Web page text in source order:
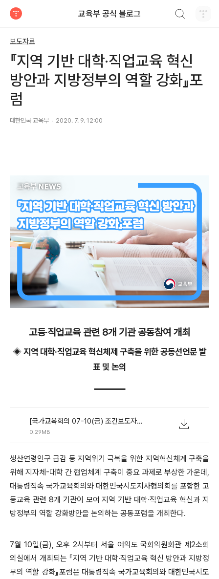
교육부 공식 블로그
보도자료
『지역 기반 대학·직업교육 혁신
방안과 지방정부의 역할 강화』포
럼
대한민국 교육부 2020. 7. 9. 12:00
고등‧직업교육 관련 8개 기관 공동참여 개최
◈지역 대학·직업교육 혁신체제 구축을 위한 공동선언문 발
표 및 논의
[국가교육회의 07-10(금) 조간보도자료] 지역 기반 대학.직업교육 혁신 방안과 지방정부의 역할 강화 포럼.pdf
0.29MB
생산연령인구 급감 등 지역위기 극복을 위한 지역혁신체계 구축을
위해 지자체 -대학 간 협업체계 구축이 중요 과제로 부상한 가운데 ,
대통령직속 국가교육회의와 대한민국시도지사협의회를 포함한 고
등교육 관련 8개 기관이 모여 지역 기반 대학‧직업교육 혁신과 지
방정부의 역할 강화방안을 논의하는 공동포럼을 개최한다.
7월 10일(금),오후2시부터 서울 여의도 국회의원회관 제2소회
의실에서 개최되는 『지역 기반 대학·직업교육 혁신 방안과 지방정
부의 역할 강화』포럼은 대통령직속 국가교육회의와 대한민국시도